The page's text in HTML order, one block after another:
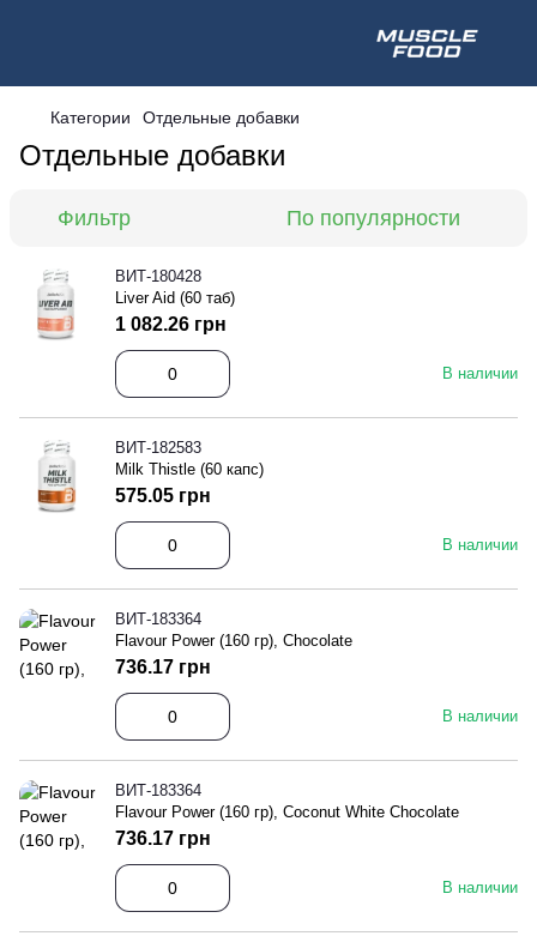
Категории Отдельные добавки
Отдельные добавки
Фильтр По популярности
ВИТ-180428
Liver Aid (60 таб)
В наличии
1 082.26 грн
ВИТ-182583
Milk Thistle (60 капс)
В наличии
575.05 грн
ВИТ-183364
Flavour Power (160 гр), Chocolate
В наличии
736.17 грн
ВИТ-183364
Flavour Power (160 гр), Coconut White Chocolate
В наличии
736.17 грн